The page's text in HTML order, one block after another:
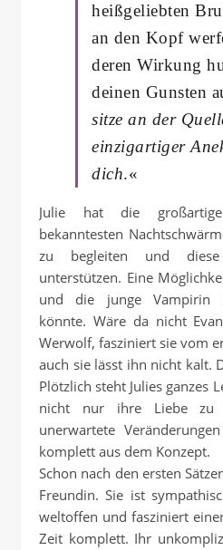
heißgeliebten
an den Kopf
deren Wirkung
deinen Gunsten
sitze an der
einzigartiger
dich.«
Julie hat die
bekanntesten
zu begleiten und
unterstützen. Eine
und die junge Vampirin
könnte. Wäre da nicht
Werwolf, fasziniert sie vom
auch sie lässt ihn nicht kalt.
Plötzlich steht Julies ganzes
nicht nur ihre Liebe zu
unerwartete
komplett aus dem Konzept.
Schon nach den ersten
Freundin. Sie ist
weltoffen und fasziniert
Zeit komplett. Ihr